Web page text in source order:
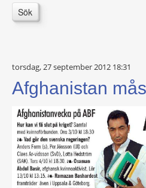
Sök
torsdag, 27 september 2012 18:31
Afghanistan